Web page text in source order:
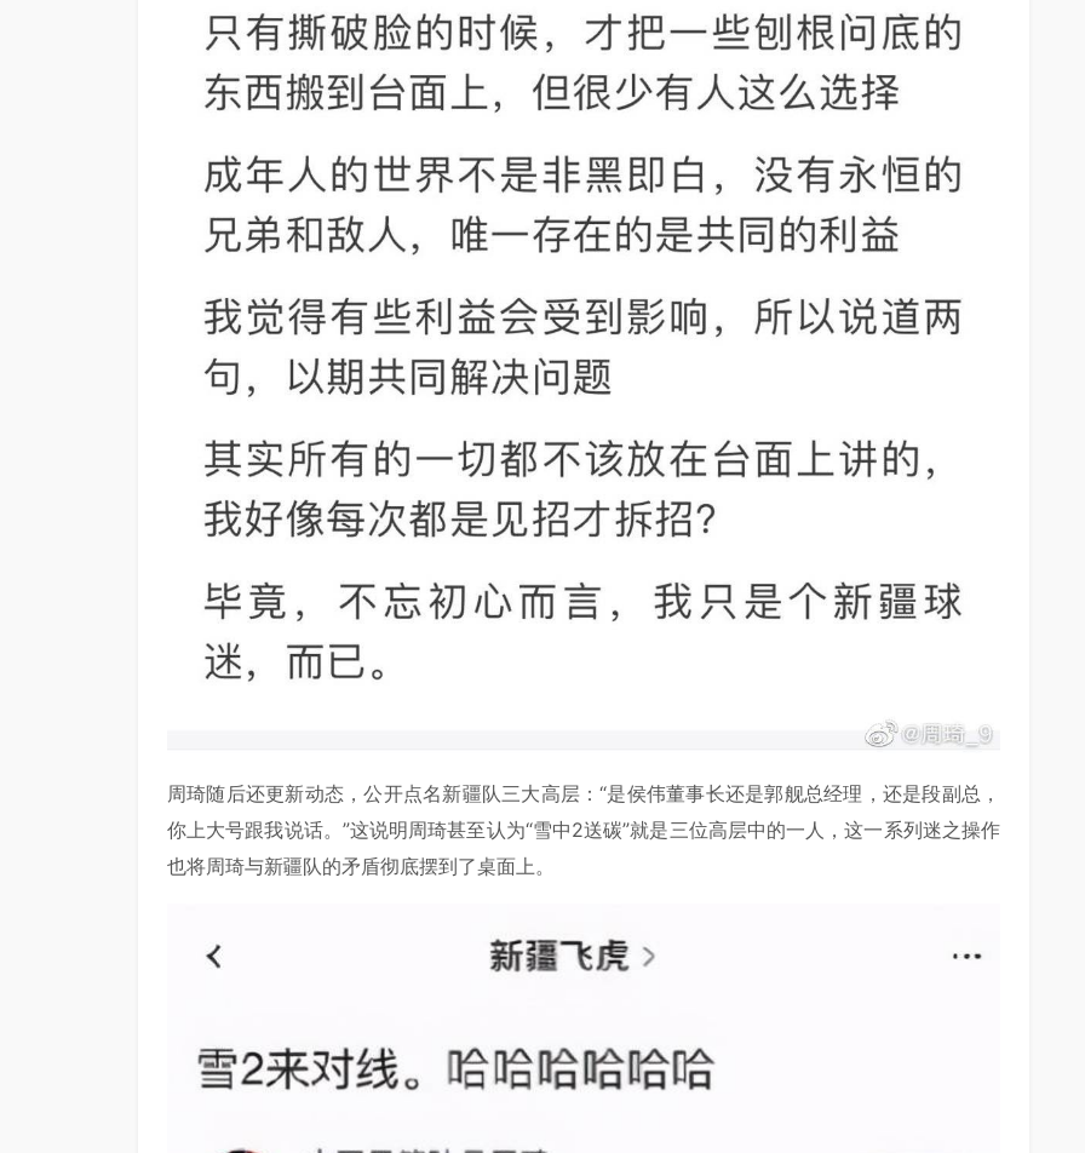
周琦随后还更新动态，公开点名新疆队三大高层：“是侯伟董事长还是郭舰总经理，还是段副总，
你上大号跟我说话。”这说明周琦甚至认为“雪中2送碳”就是三位高层中的一人，这一系列迷之操作
也将周琦与新疆队的矛盾彻底摆到了桌面上。